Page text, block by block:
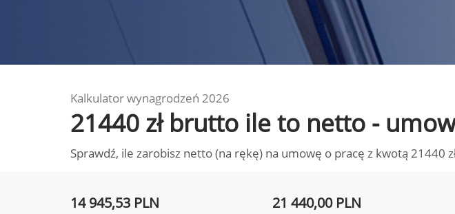
Kalkulator wynagrodzeń 2026
21440 zł brutto ile to netto -
Sprawdź, ile zarobisz netto (na rękę) na umowę o pracę z kwotą 21440
14 945,53 PLN 21 440,00 PLN